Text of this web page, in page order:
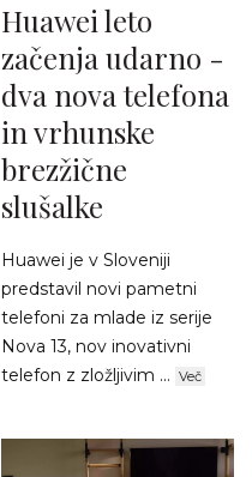
Huawei leto
začenja udarno -
dva nova telefona
in vrhunske
brezžične
slušalke
Huawei je v Sloveniji
predstavil novi pametni
telefoni za mlade iz serije
Nova 13, nov inovativni
telefon z zložljivim ... Več